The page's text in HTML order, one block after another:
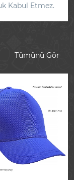
Kabul Etmez.
Tümünü Gör